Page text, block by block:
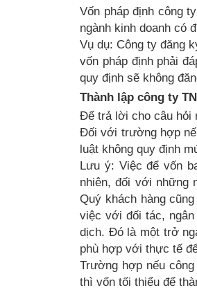
Vốn pháp định công
ngành kinh doanh có
Vụ dụ: Công ty đăng
vốn pháp định phải
quy định sẽ không
Thành lập công ty
Để trả lời cho câu hỏi
Đối với trường hợp
luật không quy định
Lưu ý: Việc để vốn
nhiên, đối với những
Quý khách hàng
việc với đối tác,
dịch. Đó là một trở
phù hợp với thực tế
Trường hợp nếu
thì vốn tối thiểu để